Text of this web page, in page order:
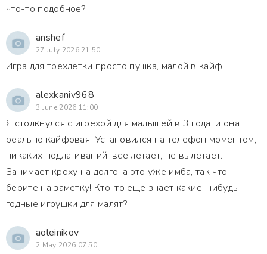
что-то подобное?
anshef
27 July 2026 21:50
Игра для трехлетки просто пушка, малой в кайф!
alexkaniv968
3 June 2026 11:00
Я столкнулся с игрехой для малышей в 3 года, и она
реально кайфовая! Установился на телефон моментом,
никаких подлагиваний, все летает, не вылетает.
Занимает кроху на долго, а это уже имба, так что
берите на заметку! Кто-то еще знает какие-нибудь
годные игрушки для малят?
aoleinikov
2 May 2026 07:50